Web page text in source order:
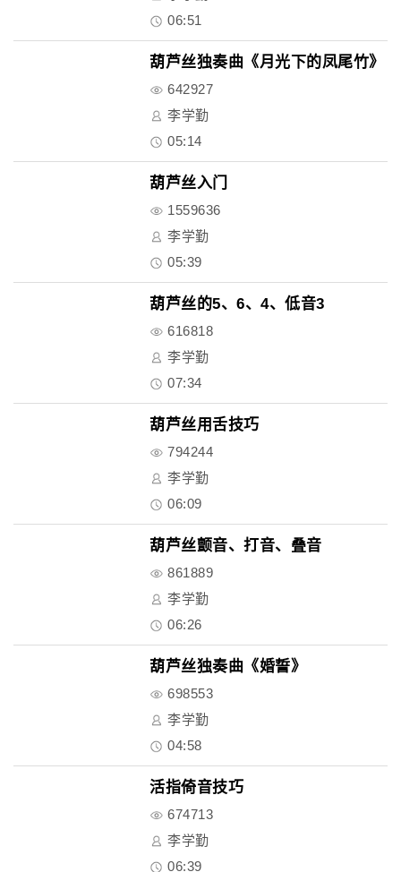
06:51
葫芦丝独奏曲《月光下的凤尾竹》
642927
李学勤
05:14
葫芦丝入门
1559636
李学勤
05:39
葫芦丝的5、6、4、低音3
616818
李学勤
07:34
葫芦丝用舌技巧
794244
李学勤
06:09
葫芦丝颤音、打音、叠音
861889
李学勤
06:26
葫芦丝独奏曲《婚誓》
698553
李学勤
04:58
活指倚音技巧
674713
李学勤
06:39